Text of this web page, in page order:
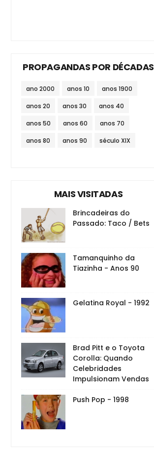
PROPAGANDAS POR DÉCADAS
ano 2000 anos 10 anos 1900
anos 20 anos 30 anos 40
anos 50 anos 60 anos 70
anos 80 anos 90 século XIX
MAIS VISITADAS
Brincadeiras do
Passado: Taco / Bets
Tamanquinho da
Tiazinha - Anos 90
Gelatina Royal - 1992
Brad Pitt e o Toyota
Corolla: Quando
Celebridades
Impulsionam Vendas
Push Pop - 1998